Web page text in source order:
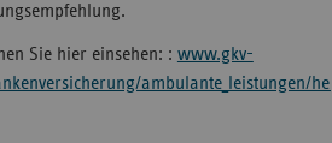
Sie hier einsehen: : www.gkv-
ambulante_leistungen/